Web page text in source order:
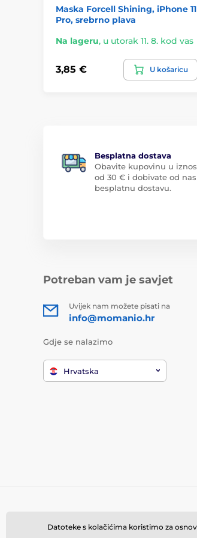
Maska Forcell Shining, iPhone 11
Pro, srebrno plava
Na lageru, u utorak 11. 8. kod vas
3,85 € U košaricu
Besplatna dostava
Obavite kupovinu u
od 30 € i dobivate od nas
besplatnu dostavu.
Potreban vam je savjet
Uvijek nam možete pisati na
info@momanio.hr
Gdje se nalazimo
Hrvatska
Datoteke s kolačićima koristimo za